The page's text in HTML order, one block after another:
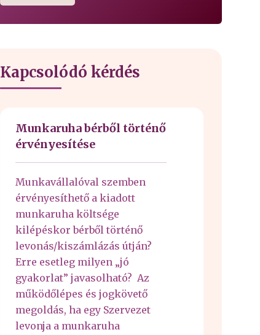
Kapcsolódó kérdés
Munkaruha bérből történő
érvényesítése
Munkavállalóval szemben
érvényesíthető a kiadott
munkaruha költsége
kilépéskor bérből történő
levonás/kiszámlázás útján?
Erre esetleg milyen „jó
gyakorlat” javasolható? Az
működőlépes és jogkövető
megoldás, ha egy Szervezet
levonja a munkaruha